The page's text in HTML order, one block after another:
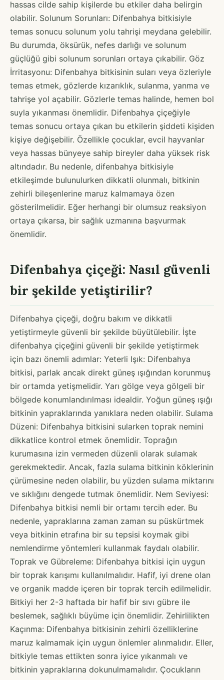
hassas cilde sahip kişilerde bu etkiler daha belirgin
olabilir. Solunum Sorunları: Difenbahya bitkisiyle
temas sonucu solunum yolu tahrişi meydana gelebilir.
Bu durumda, öksürük, nefes darlığı ve solunum
güçlüğü gibi solunum sorunları ortaya çıkabilir. Göz
İrritasyonu: Difenbahya bitkisinin suları veya özleriyle
temas etmek, gözlerde kızarıklık, sulanma, yanma ve
tahrişe yol açabilir. Gözlerle temas halinde, hemen bol
suyla yıkanması önemlidir. Difenbahya çiçeğiyle
temas sonucu ortaya çıkan bu etkilerin şiddeti kişiden
kişiye değişebilir. Özellikle çocuklar, evcil hayvanlar
veya hassas bünyeye sahip bireyler daha yüksek risk
altındadır. Bu nedenle, difenbahya bitkisiyle
etkileşimde bulunulurken dikkatli olunmalı, bitkinin
zehirli bileşenlerine maruz kalmamaya özen
gösterilmelidir. Eğer herhangi bir olumsuz reaksiyon
ortaya çıkarsa, bir sağlık uzmanına başvurmak
önemlidir.
Difenbahya çiçeği: Nasıl güvenli
bir şekilde yetiştirilir?
Difenbahya çiçeği, doğru bakım ve dikkatli
yetiştirmeyle güvenli bir şekilde büyütülebilir. İşte
difenbahya çiçeğini güvenli bir şekilde yetiştirmek
için bazı önemli adımlar: Yeterli Işık: Difenbahya
bitkisi, parlak ancak direkt güneş ışığından korunmuş
bir ortamda yetişmelidir. Yarı gölge veya gölgeli bir
bölgede konumlandırılması idealdir. Yoğun güneş ışığı
bitkinin yapraklarında yanıklara neden olabilir. Sulama
Düzeni: Difenbahya bitkisini sularken toprak nemini
dikkatlice kontrol etmek önemlidir. Toprağın
kurumasına izin vermeden düzenli olarak sulamak
gerekmektedir. Ancak, fazla sulama bitkinin köklerinin
çürümesine neden olabilir, bu yüzden sulama miktarını
ve sıklığını dengede tutmak önemlidir. Nem Seviyesi:
Difenbahya bitkisi nemli bir ortamı tercih eder. Bu
nedenle, yapraklarına zaman zaman su püskürtmek
veya bitkinin etrafına bir su tepsisi koymak gibi
nemlendirme yöntemleri kullanmak faydalı olabilir.
Toprak ve Gübreleme: Difenbahya bitkisi için uygun
bir toprak karışımı kullanılmalıdır. Hafif, iyi drene olan
ve organik madde içeren bir toprak tercih edilmelidir.
Bitkiyi her 2-3 haftada bir hafif bir sıvı gübre ile
beslemek, sağlıklı büyüme için önemlidir. Zehirlilikten
Kaçınma: Difenbahya bitkisinin zehirli özelliklerine
maruz kalmamak için uygun önlemler alınmalıdır. Eller,
bitkiyle temas ettikten sonra iyice yıkanmalı ve
bitkinin yapraklarına dokunulmamalıdır. Çocukların